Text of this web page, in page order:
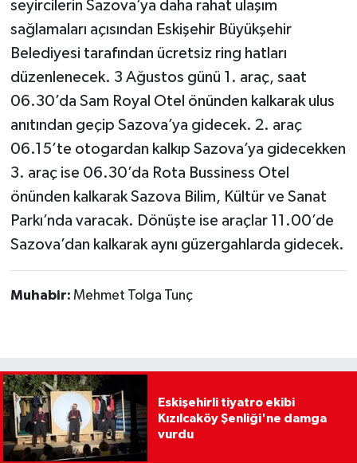
seyircilerin Sazova’ya daha rahat ulaşım
sağlamaları açısından Eskişehir Büyükşehir
Belediyesi tarafından ücretsiz ring hatları
düzenlenecek. 3 Ağustos günü 1. araç, saat
06.30’da Sam Royal Otel önünden kalkarak ulus
anıtından geçip Sazova’ya gidecek. 2. araç
06.15’te otogardan kalkıp Sazova’ya gidecekken
3. araç ise 06.30’da Rota Bussiness Otel
önünden kalkarak Sazova Bilim, Kültür ve Sanat
Parkı’nda varacak. Dönüşte ise araçlar 11.00’de
Sazova’dan kalkarak aynı güzergahlarda gidecek.
Muhabir: Mehmet Tolga Tunç
Eskişehirli tiyatro ekibi
Kızılcaköy Şenliği'ne damga
vurdu